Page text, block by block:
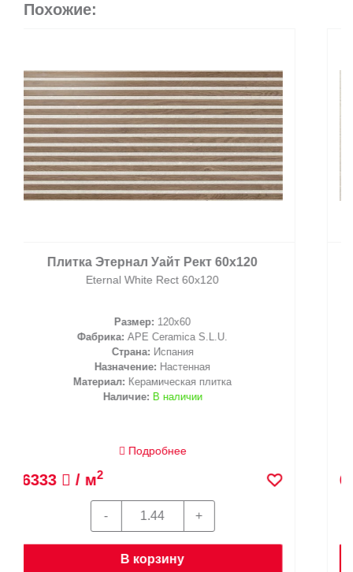
Похожие:
Плитка Дивайн Уайт Рект 60x120
Divine White Rect 60x120
Размер:120x60
Фабрика:APE Ceramica S.L.U.
Страна:Испания
Назначение:Настенная
Материал:Керамическая плитка
Наличие: В наличии
Подробнее
6333 / м
В корзину